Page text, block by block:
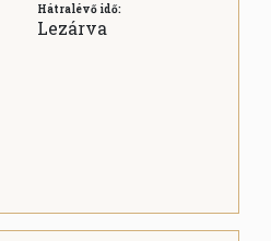
Hátralévő idő:
Lezárva